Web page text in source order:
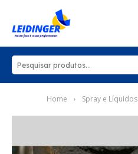
Home Spray e Líquidos